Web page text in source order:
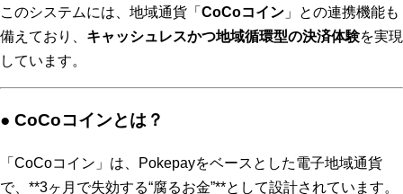
このシステムには、地域通貨「 CoCoコイン 」との連携機能も
備えており、 キャッシュレスかつ地域循環型の決済体験を実現
しています。
● CoCoコインとは？
「CoCoコイン」は、Pokepayをベースとした電子地域通貨
で、**3ヶ月で失効する“腐るお金”**として設計されています。